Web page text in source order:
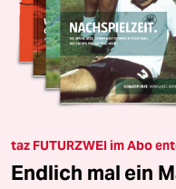
taz FUTURZWEI im Abo
Endlich mal ein